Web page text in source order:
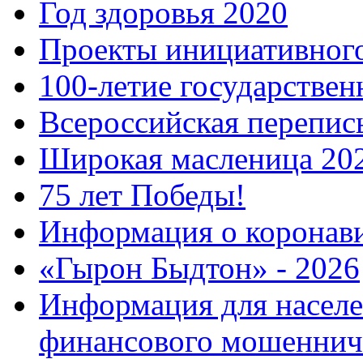
Год здоровья 2020
Проекты
100-летие
Всероссийская
Широкая масленица
75 лет Победы!
Информация о
«Гырон Быдтон» - 2026
Информация для
финансового